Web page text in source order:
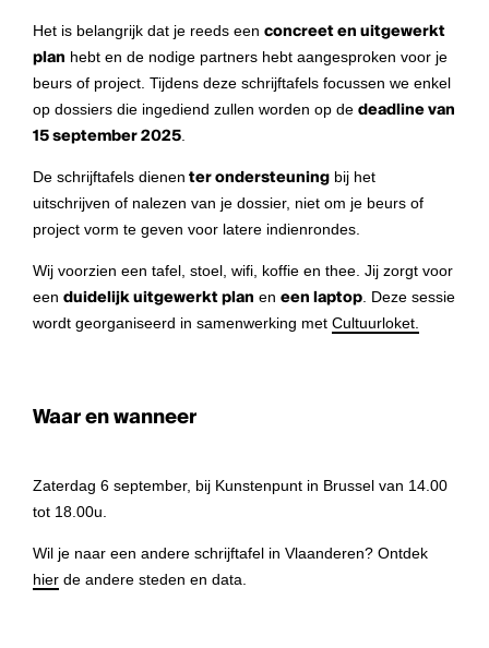
Het is belangrijk dat je reeds een concreet en uitgewerkt
plan hebt en de nodige partners hebt aangesproken voor je
beurs of project. Tijdens deze schrijftafels focussen we enkel
op dossiers die ingediend zullen worden op de deadline van
15 september 2025.
De schrijftafels dienen ter ondersteuning bij het
uitschrijven of nalezen van je dossier, niet om je beurs of
project vorm te geven voor latere indienrondes.
Wij voorzien een tafel, stoel, wifi, koffie en thee. Jij zorgt voor
een duidelijk uitgewerkt plan en een laptop. Deze sessie
wordt georganiseerd in samenwerking met Cultuurloket.
Waar en wanneer
Zaterdag 6 september, bij Kunstenpunt in Brussel van 14.00
tot 18.00u.
Wil je naar een andere schrijftafel in Vlaanderen? Ontdek
hier de andere steden en data.